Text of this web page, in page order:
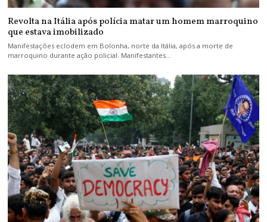
Revolta na Itália após polícia matar um homem marroquino
que estava imobilizado
Manifestações eclodem em Bolonha, norte da Itália, após a morte de
marroquino durante ação policial. Manifestantes…